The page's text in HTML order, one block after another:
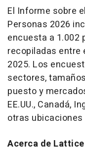
El Informe sobre
Personas 2026
encuesta a 1.002
recopiladas entre
2025. Los
sectores,
puesto y
EE.UU., Canadá,
otras ubicaciones
Acerca de Lattice